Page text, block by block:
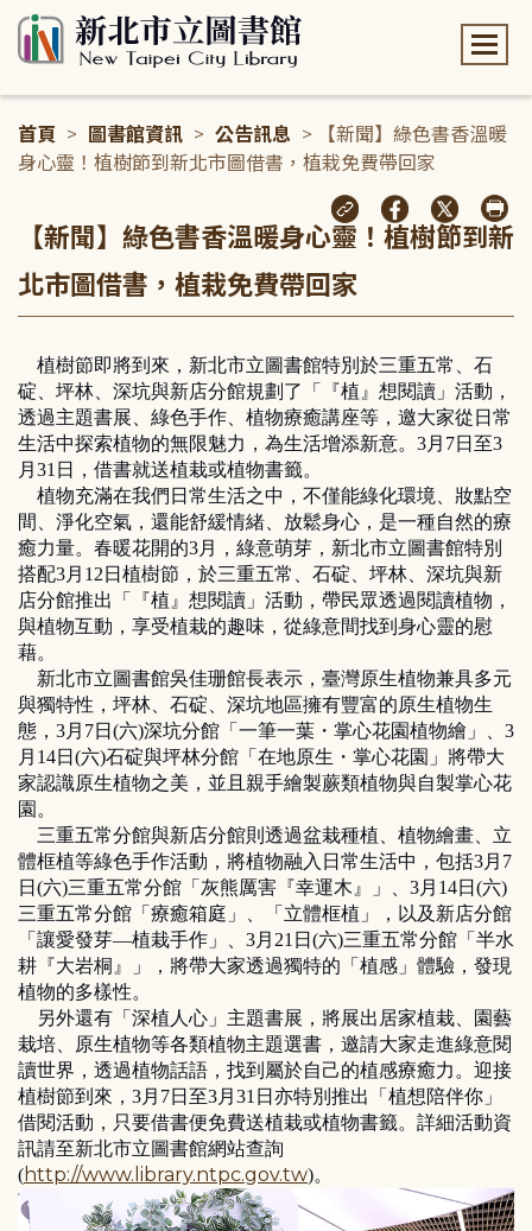
首頁 > 圖書館資訊 > 公告訊息 > 【新聞】綠色書香溫暖
身心靈！植樹節到新北市圖借書，植栽免費帶回家
【新聞】綠色書香溫暖身心靈！植樹節到新
北市圖借書，植栽免費帶回家
植樹節即將到來，新北市立圖書館特別於三重五常、石
碇、坪林、深坑與新店分館規劃了「『植』想閱讀」活動，
透過主題書展、綠色手作、植物療癒講座等，邀大家從日常
生活中探索植物的無限魅力，為生活增添新意。3月7日至3
月31日，借書就送植栽或植物書籤。
植物充滿在我們日常生活之中，不僅能綠化環境、妝點空
間、淨化空氣，還能舒緩情緒、放鬆身心，是一種自然的療
癒力量。春暖花開的3月，綠意萌芽，新北市立圖書館特別
搭配3月12日植樹節，於三重五常、石碇、坪林、深坑與新
店分館推出「『植』想閱讀」活動，帶民眾透過閱讀植物，
與植物互動，享受植栽的趣味，從綠意間找到身心靈的慰
藉。
新北市立圖書館吳佳珊館長表示，臺灣原生植物兼具多元
與獨特性，坪林、石碇、深坑地區擁有豐富的原生植物生
態，3月7日(六)深坑分館「一筆一葉・掌心花園植物繪」、3
月14日(六)石碇與坪林分館「在地原生・掌心花園」將帶大
家認識原生植物之美，並且親手繪製蕨類植物與自製掌心花
園。
三重五常分館與新店分館則透過盆栽種植、植物繪畫、立
體框植等綠色手作活動，將植物融入日常生活中，包括3月7
日(六)三重五常分館「灰熊厲害『幸運木』」、3月14日(六)
三重五常分館「療癒箱庭」、「立體框植」，以及新店分館
「讓愛發芽—植栽手作」、3月21日(六)三重五常分館「半水
耕『大岩桐』」，將帶大家透過獨特的「植感」體驗，發現
植物的多樣性。
另外還有「深植人心」主題書展，將展出居家植栽、園藝
栽培、原生植物等各類植物主題選書，邀請大家走進綠意閱
讀世界，透過植物話語，找到屬於自己的植感療癒力。迎接
植樹節到來，3月7日至3月31日亦特別推出「植想陪伴你」
借閱活動，只要借書便免費送植栽或植物書籤。詳細活動資
訊請至新北市立圖書館網站查詢
(http://www.library.ntpc.gov.tw)。